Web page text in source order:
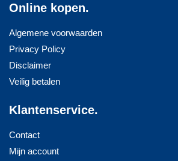
Online kopen.
Algemene voorwaarden
Privacy Policy
Disclaimer
Veilig betalen
Klantenservice.
Contact
Mijn account